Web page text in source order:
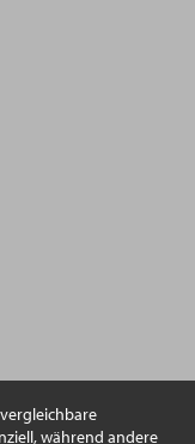
während andere